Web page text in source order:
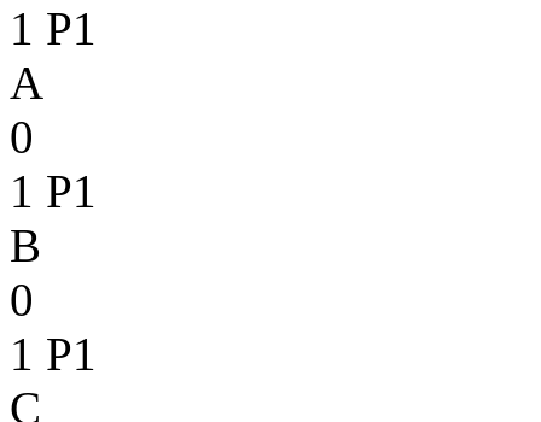
1 P1
A
0
1 P1
B
0
1 P1
C